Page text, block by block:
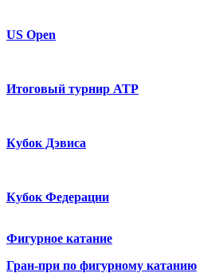
US Open
Итоговый турнир ATP
Кубок Дэвиса
Кубок Федерации
Фигурное катание
Гран-при по фигурному катанию